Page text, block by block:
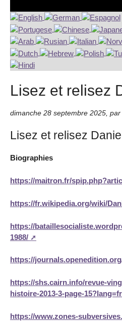
Lisez et relisez
dimanche 28 septembre 2025 par
Lisez et relisez
Biographies
https://maitron.fr/
https://fr.wikipedia.org/wiki/
https://
1988/
https://
https://shs.cairn.info/revue-
histoire-2013-3-page-15?lang=fr
https://www.zones-